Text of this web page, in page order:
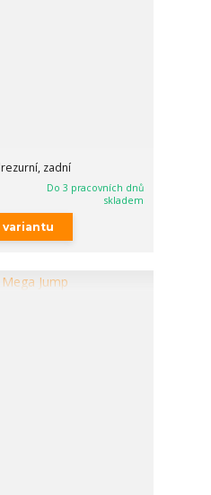
zadní
Do 3 pracovních dnů
skladem
variantu